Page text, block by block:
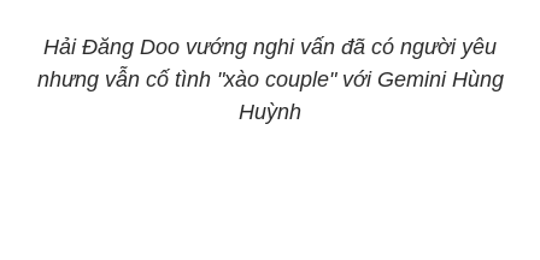
Hải Đăng Doo vướng nghi vấn đã có người yêu
nhưng vẫn cố tình "xào couple" với Gemini Hùng
Huỳnh